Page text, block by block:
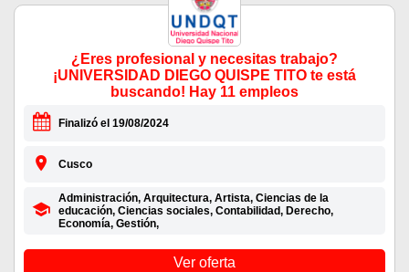
¿Eres profesional y necesitas trabajo?
¡UNIVERSIDAD DIEGO QUISPE TITO te está
buscando! Hay 11 empleos
Finalizó el 19/08/2024
Cusco
Administración, Arquitectura, Artista, Ciencias de la
educación, Ciencias sociales, Contabilidad, Derecho,
Economía, Gestión,
Ver oferta